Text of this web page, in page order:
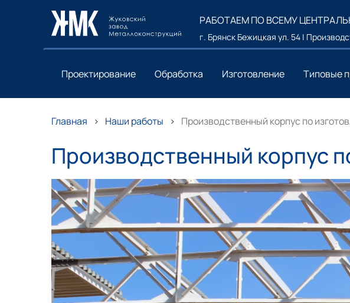
РАБОТАЕМ ПО ВСЕМУ
г. Брянск Бежицкая ул. 54 |
Проектирование Обработка Изготовление Типовые
Главная Наши работы Производственный корпус по
Производственный корпус